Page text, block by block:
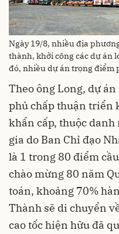
Ngày 19/8, nhiều địa
thành, khởi công các dự án
đó, nhiều dự án trọng điểm
Theo ông Long, dự
phủ chấp thuận triển
khẩn cấp, thuộc
gia do Ban Chỉ đạo
là 1 trong 80 điểm
chào mừng 80 năm
toán, khoảng 70%
Thành sẽ di chuyển
cao tốc hiện hữu đã